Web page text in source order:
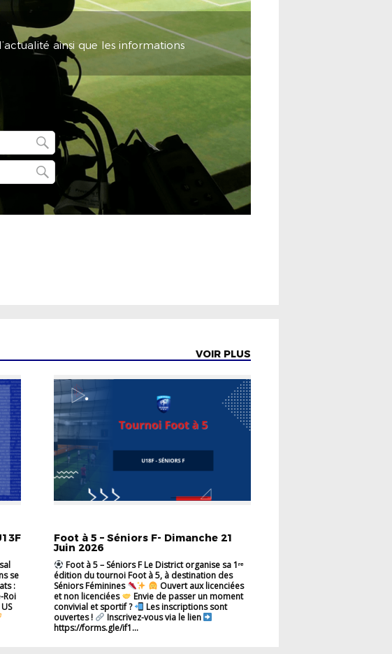
ainsi que les informations
VOIR PLUS
se
:
Roi
Foot à 5 – Séniors F- Dimanche 21
Juin 2026
Foot à 5 – Séniors F Le District organise sa 1ʳᵉ
édition du tournoi Foot à 5, à destination des
Séniors Féminines
Ouvert aux licenciées
et non licenciées
Envie de passer un moment
convivial et sportif ?
Les inscriptions sont
ouvertes !
Inscrivez-vous via le lien
https://forms.gle/if1...